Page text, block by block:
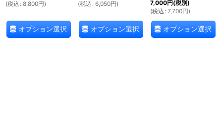
(税込 : 8,800円)
オプション選択
(税込 : 6,050円)
オプション選択
7,000円(税別)
(税込 : 7,700円)
オプション選択